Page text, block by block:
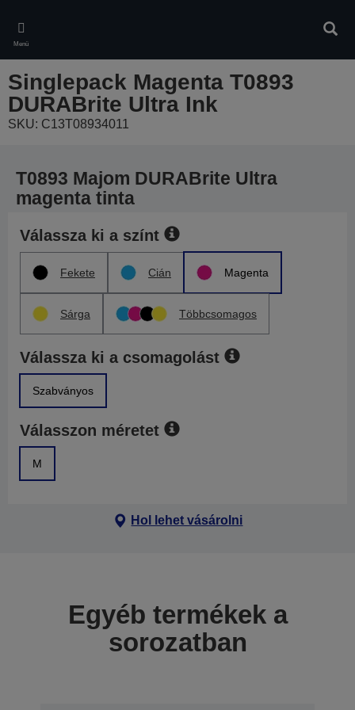
main
content
Menü
Singlepack Magenta T0893
DURABrite Ultra Ink
SKU: C13T08934011
T0893 Majom DURABrite Ultra
magenta tinta
Válassza ki a színt
Fekete Cián Magenta
Sárga Többcsomagos
Válassza ki a csomagolást
Szabványos
Válasszon méretet
M
Hol lehet vásárolni
Egyéb termékek a
sorozatban